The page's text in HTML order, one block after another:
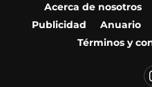
Acerca de nosotros
Publicidad
Anuario
Términos y